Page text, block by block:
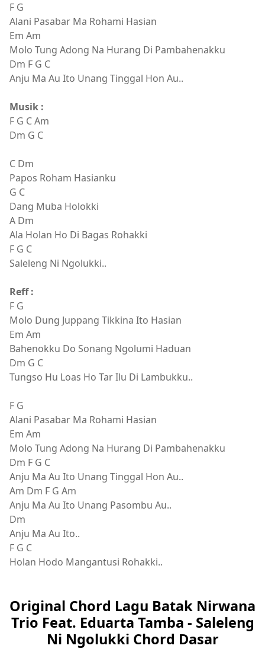
F G
Alani Pasabar Ma Rohami Hasian
Em Am
Molo Tung Adong Na Hurang Di Pambahenakku
Dm F G C
Anju Ma Au Ito Unang Tinggal Hon Au..
Musik :
F G C Am
Dm G C
C Dm
Papos Roham Hasianku
G C
Dang Muba Holokki
A Dm
Ala Holan Ho Di Bagas Rohakki
F G C
Saleleng Ni Ngolukki..
Reff :
F G
Molo Dung Juppang Tikkina Ito Hasian
Em Am
Bahenokku Do Sonang Ngolumi Haduan
Dm G C
Tungso Hu Loas Ho Tar Ilu Di Lambukku..
F G
Alani Pasabar Ma Rohami Hasian
Em Am
Molo Tung Adong Na Hurang Di Pambahenakku
Dm F G C
Anju Ma Au Ito Unang Tinggal Hon Au..
Am Dm F G Am
Anju Ma Au Ito Unang Pasombu Au..
Dm
Anju Ma Au Ito..
F G C
Holan Hodo Mangantusi Rohakki..
Original Chord Lagu Batak Nirwana
Trio Feat. Eduarta Tamba - Saleleng
Ni Ngolukki Chord Dasar